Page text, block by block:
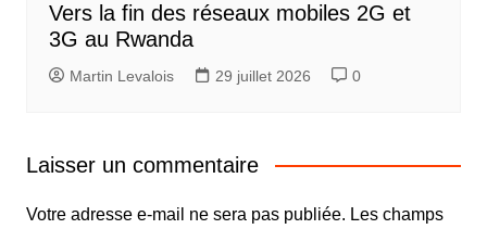
Vers la fin des réseaux mobiles 2G et
3G au Rwanda
Martin Levalois 29 juillet 2026 0
Laisser un commentaire
Votre adresse e-mail ne sera pas publiée. Les champs